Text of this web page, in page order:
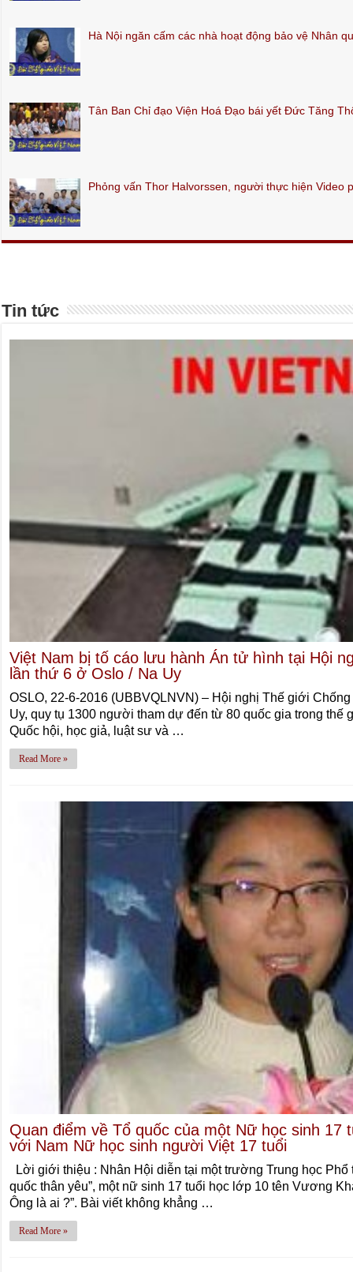
Hà Nội ngăn cấm các nhà hoạt động bảo vệ Nhân
Tân Ban Chỉ đạo Viện Hoá Đạo bái yết Đức Tăng
Phỏng vấn Thor Halvorssen, người thực hiện Video
Tin tức
Việt Nam bị tố cáo lưu hành Án tử hình tại Hội
lần thứ 6 ở Oslo / Na Uy
OSLO, 22-6-2016 (UBBVQLNVN) – Hội nghị Thế giới
Uy, quy tụ 1300 người tham dự đến từ 80 quốc gia trong thế
Quốc hội, học giả, luật sư và …
Read More »
Quan điểm về Tổ quốc của một Nữ học sinh
với Nam Nữ học sinh người Việt 17 tuổi
Lời giới thiệu : Nhân Hội diễn tại một trường Trung học Phổ
quốc thân yêu”, một nữ sinh 17 tuổi học lớp 10 tên Vương
Ông là ai ?”. Bài viết không khẳng …
Read More »